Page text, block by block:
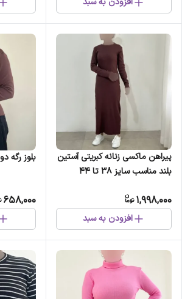
پیراهن ماکسی زنانه کبریتی آستین
بلند مناسب سایز 38 تا 44
1,998,000
افزودن به سبد
بلوز رگه
658,000